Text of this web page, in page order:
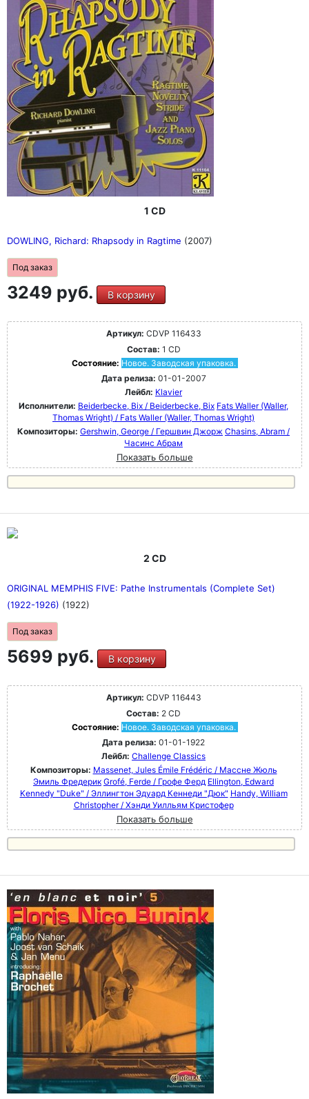
1 CD
DOWLING, Richard: Rhapsody in Ragtime (2007)
Под заказ
3249 руб. В корзину
Артикул: CDVP 116433
Состав: 1 CD
Состояние: Новое. Заводская упаковка.
Дата релиза: 01-01-2007
Лейбл: Klavier
Исполнители: Beiderbecke, Bix / Beiderbecke, Bix Fats Waller (Waller,
Thomas Wright) / Fats Waller (Waller, Thomas Wright)
Композиторы: Gershwin, George / Гершвин Джорж Chasins, Abram /
Часинс Абрам
Показать больше
2 CD
ORIGINAL MEMPHIS FIVE: Pathe Instrumentals (Complete Set)
(1922-1926) (1922)
Под заказ
5699 руб. В корзину
Артикул: CDVP 116443
Состав: 2 CD
Состояние: Новое. Заводская упаковка.
Дата релиза: 01-01-1922
Лейбл: Challenge Classics
Композиторы: Massenet, Jules Émile Frédéric / Массне Жюль
Эмиль Фредерик Grofé, Ferde / Грофе Ферд Ellington, Edward
Kennedy "Duke" / Эллингтон Эдуард Кеннеди "Дюк" Handy, William
Christopher / Хэнди Уилльям Кристофер
Показать больше